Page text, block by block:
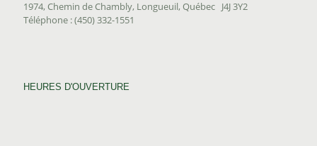
1974, Chemin de Chambly, Longueuil, Québec J4J 3Y2
Téléphone : (450) 332-1551
HEURES D'OUVERTURE